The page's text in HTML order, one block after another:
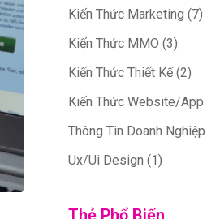
Kiến Thức Marketing (7)
Kiến Thức MMO (3)
Kiến Thức Thiết Kế(2)
Kiến Thức Website/App
Thông Tin Doanh Nghiệp
Ux/Ui Design (1)
Thẻ Phổ Biến